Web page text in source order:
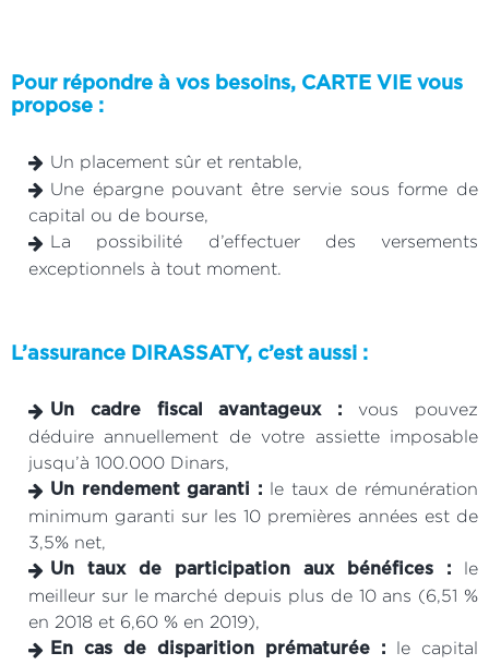
Pour répondre à vos besoins, CARTE VIE vous
propose :
Un placement sûr et rentable,
Une épargne pouvant être servie sous forme de
capital ou de bourse,
La possibilité d’effectuer des versements
exceptionnels à tout moment.
L’assurance DIRASSATY, c’est aussi :
Un cadre fiscal avantageux : vous pouvez
déduire annuellement de votre assiette imposable
jusqu’à 100.000 Dinars,
Un rendement garanti : le taux de rémunération
minimum garanti sur les 10 premières années est de
3,5% net,
Un taux de participation aux bénéfices : le
meilleur sur le marché depuis plus de 10 ans (6,51 %
en 2018 et 6,60 % en 2019),
En cas de disparition prématurée : le capital